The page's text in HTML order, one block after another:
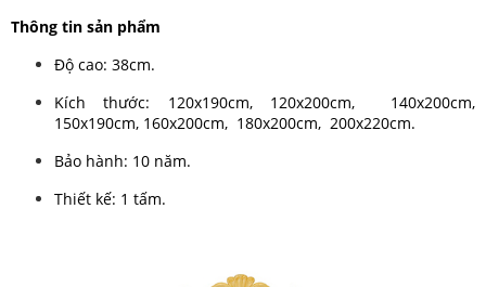
Thông tin sản phẩm
Độ cao: 38cm.
Kích thước: 120x190cm, 120x200cm, 140x200cm,
150x190cm, 160x200cm, 180x200cm, 200x220cm.
Bảo hành: 10 năm.
Thiết kế: 1 tấm.